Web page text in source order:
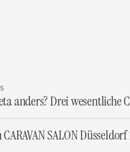
anders? Drei
SALON